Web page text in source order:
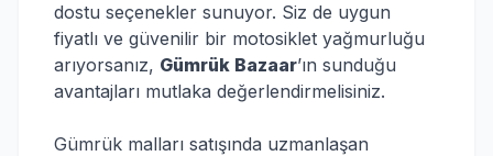
dostu seçenekler sunuyor. Siz de uygun
fiyatlı ve güvenilir bir motosiklet yağmurluğu
arıyorsanız, Gümrük Bazaar’ın sunduğu
avantajları mutlaka değerlendirmelisiniz.
Gümrük malları satışında uzmanlaşan